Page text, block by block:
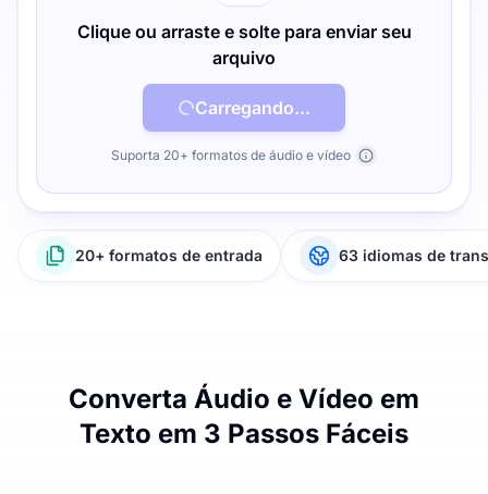
Clique ou arraste e solte para enviar seu
arquivo
Carregando...
Suporta 20+ formatos de áudio e vídeo
20+ formatos de entrada 63 idiomas de
Converta Áudio e Vídeo em
Texto em 3 Passos Fáceis